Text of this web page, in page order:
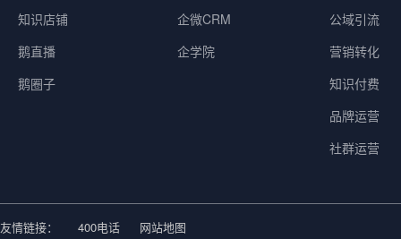
知识店铺
鹅直播
鹅圈子
企微CRM
企学院
公域引流
营销转化
知识付费
品牌运营
社群运营
友情链接： 400电话 网站地图